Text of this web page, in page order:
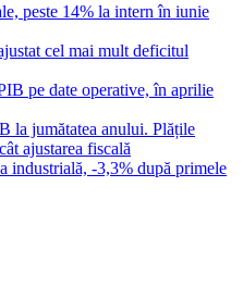
peste 14% la intern în iunie
cel mai mult deficitul
pe date operative, în aprilie
la jumătatea anului. Plățile
ajustarea fiscală
industrială, -3,3% după primele